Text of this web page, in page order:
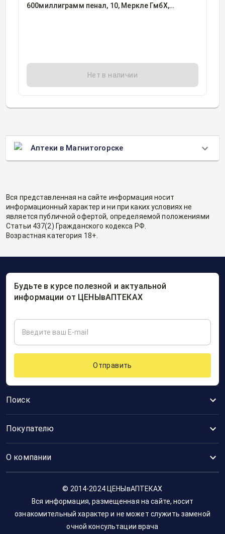
600миллиграмм пенал, 10, Меркле ГмбХ,
Нет в наличии
Аптеки в Магнитогорске
Вся представленная на сайте информация носит
информационный характер и ни при каких условиях не
является публичной офертой, определяемой положениями
Статьи 437(2) Гражданского кодекса РФ.
Возрастная категория 18+.
Поиск
Покупателю
О компании
Будьте в курсе полезной и актуальной
информации от ЦЕНЫвАПТЕКАХ
Отправить
© 2014-2024 ЦЕНЫвАПТЕКАХ
Вся информация, размещенная на сайте, носит
ознакомительный характер и не может служить заменой
очной консультации врача